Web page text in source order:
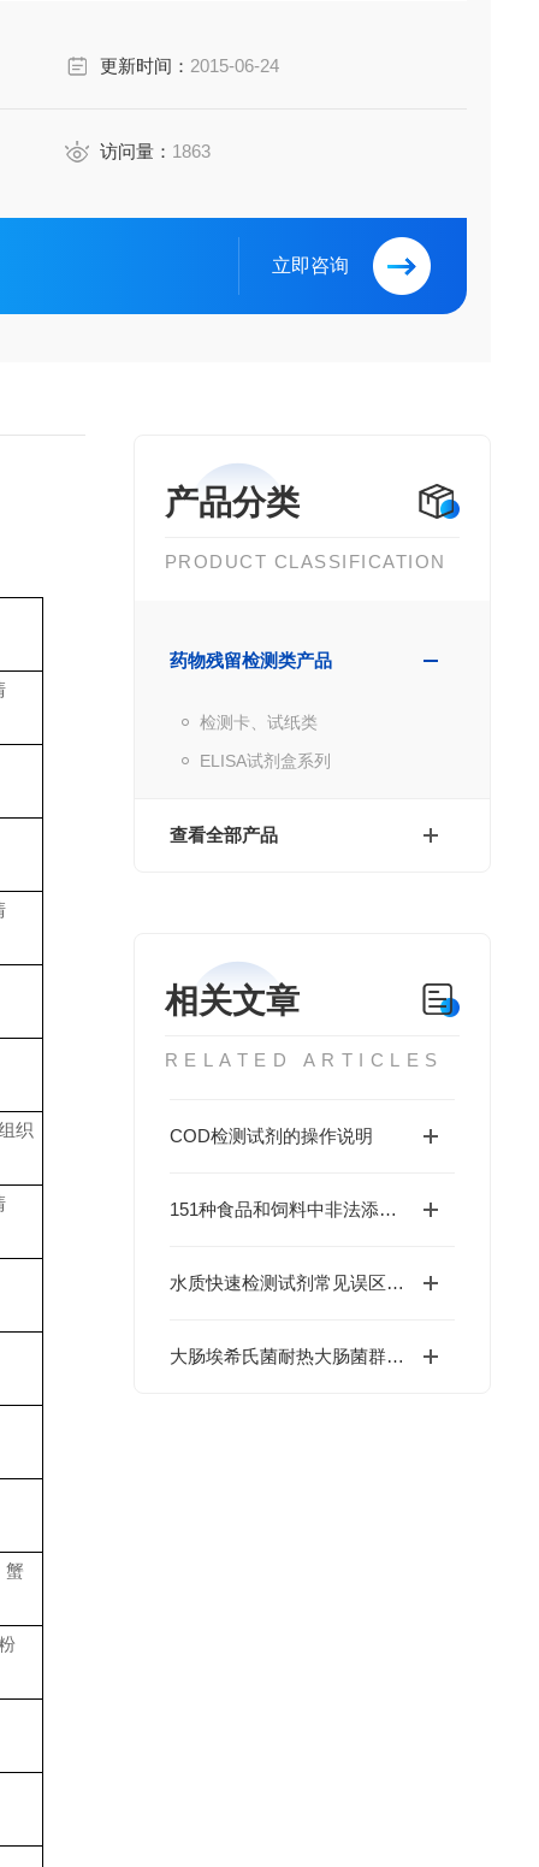
更新时间： 2015-06-24
访问量： 1863
立即咨询
产品分类
PRODUCT CLASSIFICATION
药物残留检测类产品
检测卡、试纸类
ELISA试剂盒系列
查看全部产品
相关文章
RELATED ARTICLES
COD检测试剂的操作说明
151种食品和饲料中非法添加名单
水质快速检测试剂常见误区：颜色深不一定污染重，这几个坑别再踩了
大肠埃希氏菌耐热大肠菌群测试片 24片/包
织
蟹